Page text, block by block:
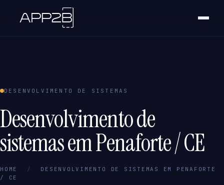
DESENVOLVIMENTO DE SISTEMAS
Desenvolvimento de
sistemas em Penaforte / CE
HOME /
DESENVOLVIMENTO DE SISTEMAS EM PENAFORTE
/ CE